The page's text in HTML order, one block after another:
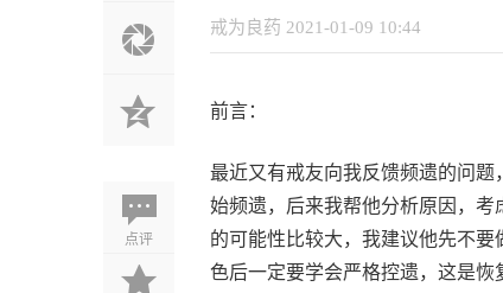
点评
戒为良药 2021-01-09 10:44
前言：
最近又有戒友向我反馈频遗的问
始频遗，后来我帮他分析原因，
的可能性比较大，我建议他先不
色后一定要学会严格控遗，这是